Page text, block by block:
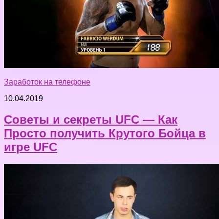
Заработок на телефоне
10.04.2019
Советы и секреты UFC — Как
Просто получить Крутого Бойца в
игре UFC